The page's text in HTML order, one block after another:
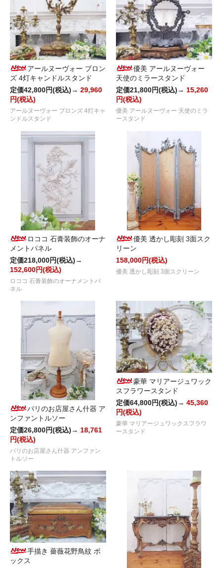
アールヌーヴォー ブロン
ズ 4灯キャンドルスタンド
定価42,800円(税込)→ 29,960
円(税込)
アールヌーヴォー ブロンズ 4灯キャ
ンドルスタンド
優美 アールヌーヴォー
天使のミラースタンド
定価21,800円(税込)→ 15,260
円(税込)
優美 アールヌーヴォー 天使のミラ
ースタンド
ロココ 石膏装飾のオーナ
メントパネル
定価218,000円(税込)→
152,600円(税込)
ロココ 石膏装飾のオーナメントパ
ネル
優美 透かし彫刻 3面スク
リーン
158,000円(税込)
優美 透かし彫刻 3面スクリーン
パリのお店屋さん什器 ア
ンファントルソー
定価26,800円(税込)→ 18,761
円(税込)
パリのお店屋さん什器 アンファン
トルソー
豪華 マリアージュワック
スフラワースタンド
定価64,800円(税込)→ 45,360
円(税込)
豪華 マリアージュワックスフラワ
ースタンド
手描き 薔薇花野鳥紋 ボ
ックス